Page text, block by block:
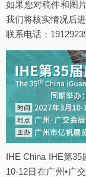
如果您对稿件和图
我们将核实情况后进
联系电话：
IHE China IHE第
10-12日在广州•广